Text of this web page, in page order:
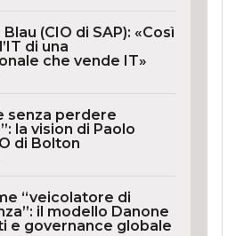
(CIO di SAP): «Così
di una
che vende IT»
senza perdere
la vision di Paolo
di Bolton
“veicolatore di
il modello Danone
e governance globale